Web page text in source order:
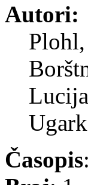
Autori:
Časopis